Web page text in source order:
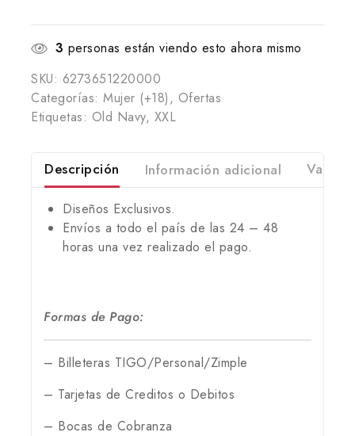
3 personas están viendo esto ahora mismo
SKU: 6273651220000
Categorías: Mujer (+18), Ofertas
Etiquetas: Old Navy, XXL
Descripción Información adicional
Diseños Exclusivos.
Envíos a todo el país de las 24 – 48
horas una vez realizado el pago.
Formas de Pago:
– Billeteras TIGO/Personal/Zimple
– Tarjetas de Creditos o Debitos
– Bocas de Cobranza